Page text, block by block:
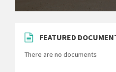
FEATURED
There are no documents